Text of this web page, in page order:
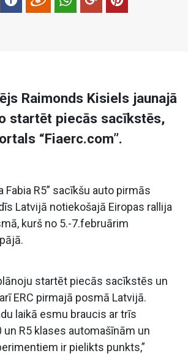
Raimonds Kisiels jaunajā
startēt piecās sacīkstēs,
“Fiaerc.com”.
Fabia R5” sacīkšu auto pirmās
Latvijā notiekošajā Eiropas rallija
kurš no 5.-7.februārim
startēt piecās sacīkstēs un
ERC pirmajā posmā Latvijā.
laikā esmu braucis ar trīs
un R5 klases automašīnām un
ir pielikts punkts,”